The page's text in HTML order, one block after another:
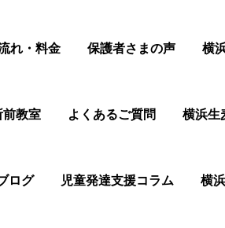
れ・料金 保護者さまの声 横
前教室 よくあるご質問 横浜生
ログ 児童発達支援コラム 横